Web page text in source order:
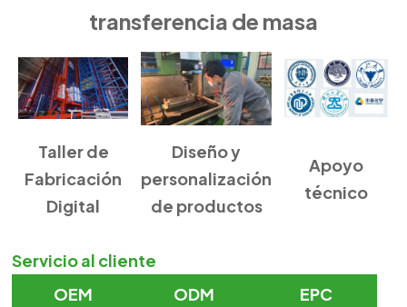
transferencia de masa
Taller de
Fabricación
Digital
Diseño y
personalización
de productos
Apoyo
técnico
Servicio al cliente
OEM
ODM EPC